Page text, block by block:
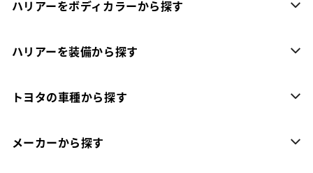
ハリアーをボディカラーから探す
ハリアーを装備から探す
トヨタの車種から探す
メーカーから探す